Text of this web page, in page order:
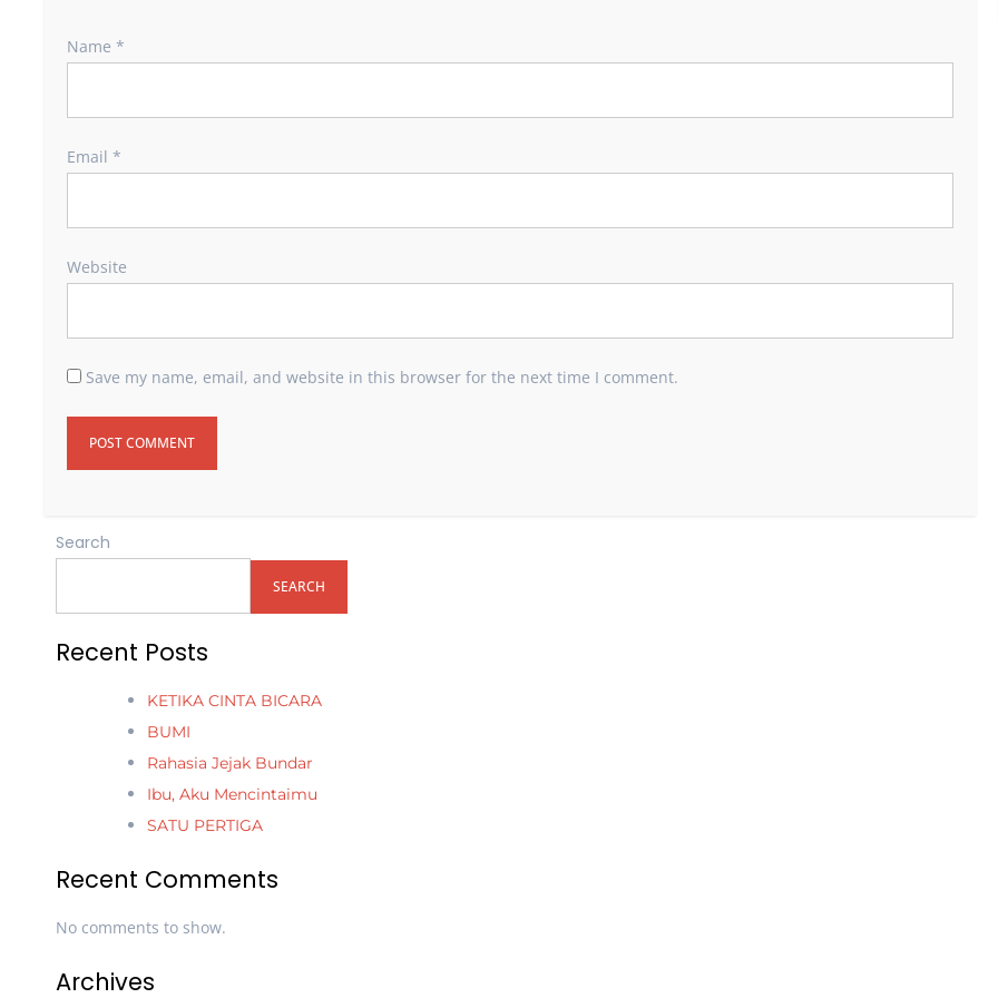
Name *
Email *
Website
Save my name, email, and website in this browser for the next time I comment.
Search
SEARCH
Recent Posts
KETIKA CINTA BICARA
BUMI
Rahasia Jejak Bundar
Ibu, Aku Mencintaimu
SATU PERTIGA
Recent Comments
No comments to show.
Archives